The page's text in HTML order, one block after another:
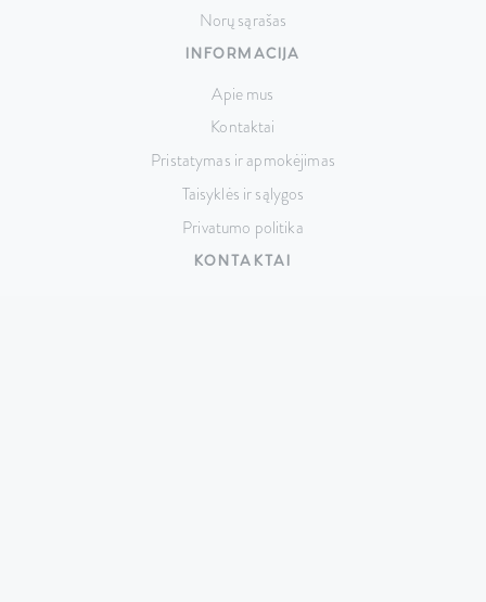
Norų sąrašas
INFORMACIJA
Apie mus
Kontaktai
Pristatymas ir apmokėjimas
Taisyklės ir sąlygos
Privatumo politika
KONTAKTAI